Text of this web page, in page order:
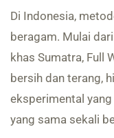
Di Indonesia,
beragam. Mulai
khas Sumatra, Full
bersih dan terang,
eksperimental
yang sama sekali